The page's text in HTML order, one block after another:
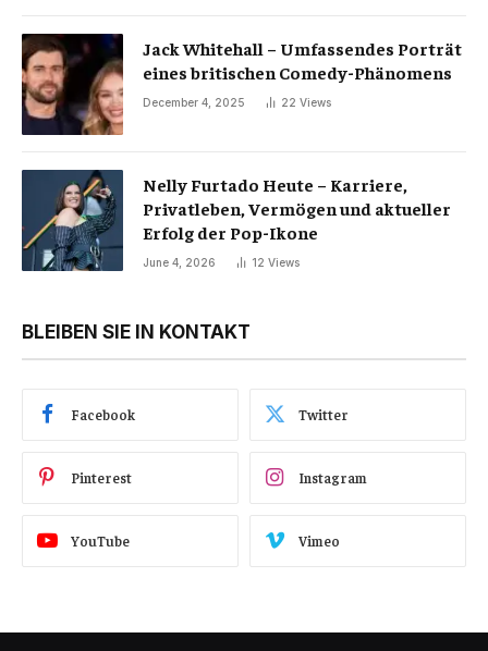
Jack Whitehall – Umfassendes Porträt
eines britischen Comedy-Phänomens
December 4, 2025 22 Views
Nelly Furtado Heute – Karriere,
Privatleben, Vermögen und aktueller
Erfolg der Pop-Ikone
June 4, 2026 12 Views
BLEIBEN SIE IN KONTAKT
Facebook Twitter
Pinterest Instagram
YouTube Vimeo